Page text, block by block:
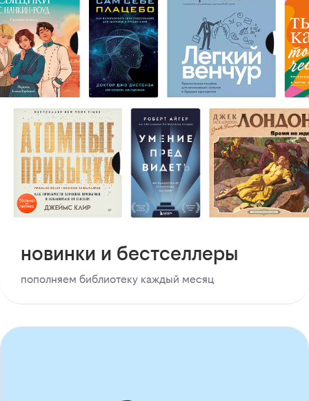
новинки и бестселлеры
пополняем библиотеку каждый месяц